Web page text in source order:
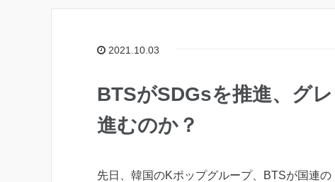
2021.10.03
BTSがSDGsを推進、グ
進むのか？
先日、韓国のKポップグループ、BTSが国連の